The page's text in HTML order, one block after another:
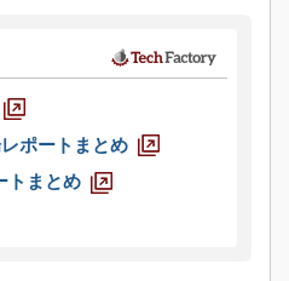
ポートまとめ
トまとめ